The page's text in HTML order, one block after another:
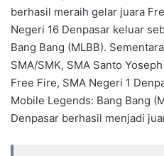
berhasil meraih gelar juara
Negeri 16 Denpasar keluar
Bang Bang (MLBB).
SMA/SMK, SMA Santo
Free Fire, SMA Negeri 1
Mobile Legends: Bang Bang
Denpasar berhasil menjadi